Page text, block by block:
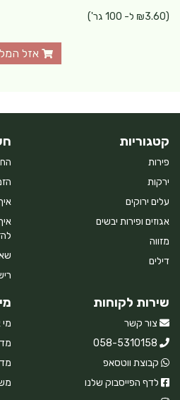
(₪3.60 ל- 100 גר')
אזל
קטגוריות
פירות
ירקות
עלים ירוקים
אגוזים ופירות יבשים
מזווה
דילים
שירות לקוחות
צור קשר
058-5310158
קבוצת ווטסאפ
לדף הפייסבוק שלנו
מי